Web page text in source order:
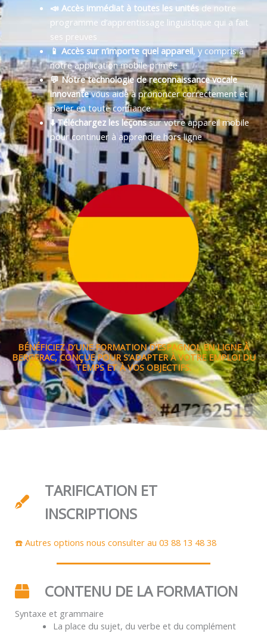
📣 Accès immédiat à toutes les unitésde notre
programme d’apprentissage linguistique qui a fait
ses preuves
📱 Accès sur n’importe quel appareil, y compris à
notre application mobile primée
💬 Notre technologie de reconnaissance vocale
innovantevous aide à prononcer correctement et
parler en toute confiance
⬇️ Téléchargez les leçonssur votre appareil mobile
pour continuer à apprendre hors ligne
BÉNÉFICIEZ D’UNE FORMATION D’ESPAGNOL EN LIGNE À
BERGERAC, CONÇUE POUR S’ADAPTER À VOTRE EMPLOI DU
TEMPS ET À VOS OBJECTIFS.
TARIFICATION ET
INSCRIPTIONS
☎️ Autres options nous consulter au 03 88 13 48 38
CONTENU DE LA FORMATION
Syntaxe et grammaire
La place du sujet, du verbe et du complément